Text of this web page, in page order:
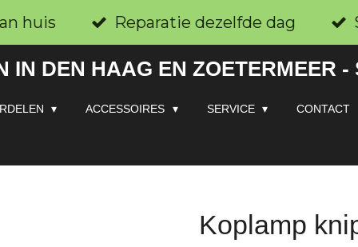
huis Reparatie dezelfde dag
IN DEN HAAG EN ZOETERMEER
ACCESSOIRES SERVICE CONTACT
Koplamp